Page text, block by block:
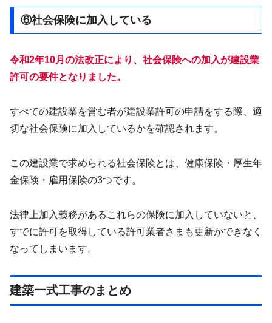
⑥社会保険に加入している
令和2年10月の法改正により、社会保険への加入が建設業
許可の要件となりました。
すべての建設業を営む者が建設業許可の申請をする際、適
切な社会保険に加入しているかを確認されます。
この建設業で求められる社会保険とは、健康保険・厚生年
金保険・雇用保険の3つです。
法律上加入義務があるこれらの保険に加入していないと、
すでに許可を取得している許可業者さまも更新ができなく
なってしまいます。
建築一式工事のまとめ